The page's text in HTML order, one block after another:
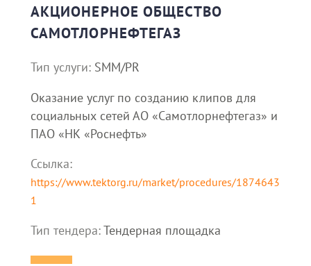
АКЦИОНЕРНОЕ ОБЩЕСТВО
САМОТЛОРНЕФТЕГАЗ
Тип услуги: SMM/PR
Оказание услуг по созданию клипов для
социальных сетей АО «Самотлорнефтегаз» и
ПАО «НК «Роснефть»
Ссылка:
https://www.tektorg.ru/market/procedures/1874643
1
Тип тендера:Тендерная площадка